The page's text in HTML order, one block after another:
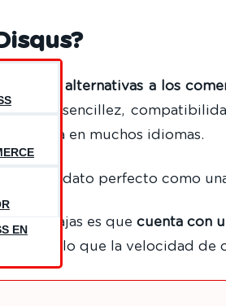
EN
dealternativas a los
a su sencillez,
en muchos idiomas.
el candidato perfecto como
ventajas es que cuenta con
por lo que la velocidad de